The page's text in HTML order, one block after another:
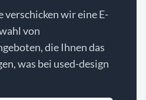
verschicken wir eine E-
von
die Ihnen das
was bei used-design